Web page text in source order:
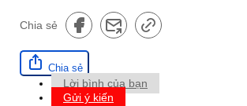
Chia sẻ
Chia sẻ
Lời bình của bạn
Gửi ý kiến